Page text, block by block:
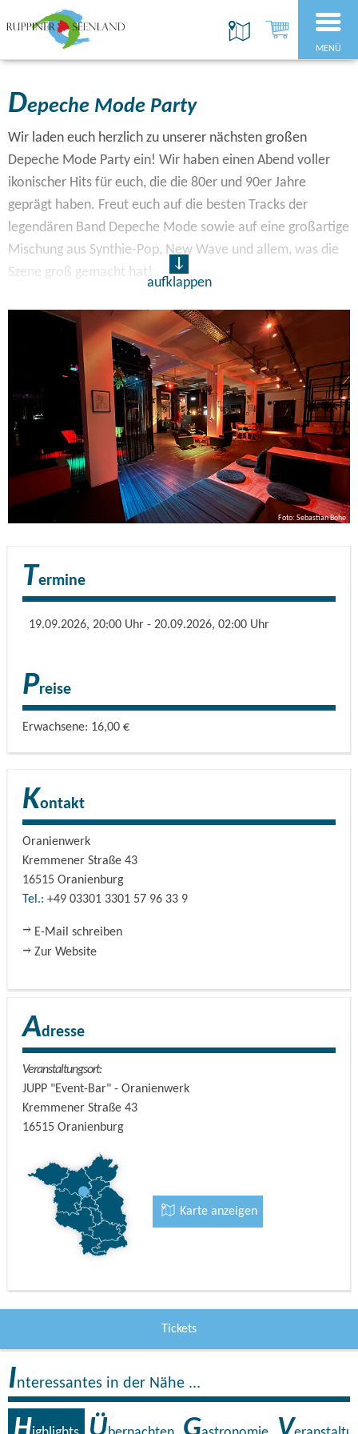
MENÜ
Depeche Mode Party
Wir laden euch herzlich zu unserer nächsten großen
Depeche Mode Party ein! Wir haben einen Abend voller
ikonischer Hits für euch, die die 80er und 90er Jahre
geprägt haben. Freut euch auf die besten Tracks der
legendären Band Depeche Mode sowie auf eine großartige
Mischung aus Synthie-Pop, New Wave und allem, was die
Szene groß gemacht hat!
Was euch erwartet:
Depeche Mode Classics: Alle eure Lieblingshits – von
"Enjoy the Silence" bis "Personal Jesus".
Und wir haben noch mehr für euch: Synthie-Pop & New
Wave mit den Sounds der 80er und 90er Jahre, mit Tracks
von Bands wie Kraftwerk, New Order, The Cure, Erasure
und vielen mehr
Wir freuen uns auf einen tollen Abend mit euch und einer
Menge guter Musik, die euch die ganze Nacht zum Tanzen
an und erlebt einen unvergesslichen Abend voller
Elektronik, Nostalgie und guter Musik!
aufklappen
Foto: Sebastian Bohe
Termine
19.09.2026, 20:00 Uhr - 20.09.2026, 02:00 Uhr
Preise
Erwachsene: 16,00 €
Kontakt
Oranienwerk
Kremmener Straße 43
16515 Oranienburg
Tel.: +49 03301 3301 57 96 33 9
E-Mail schreiben
Zur Website
Adresse
Veranstaltungsort:
JUPP "Event-Bar" - Oranienwerk
Kremmener Straße 43
16515 Oranienburg
Karte anzeigen
Tickets
Interessantes in der Nähe ...